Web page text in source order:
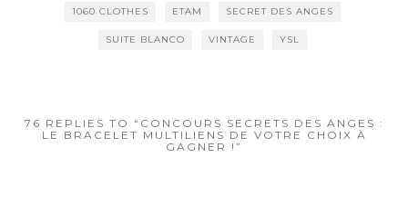
1060 CLOTHES ETAM SECRET DES ANGES
SUITE BLANCO VINTAGE YSL
76 REPLIES TO “CONCOURS SECRETS DES ANGES :
LE BRACELET MULTILIENS DE VOTRE CHOIX À
GAGNER !”